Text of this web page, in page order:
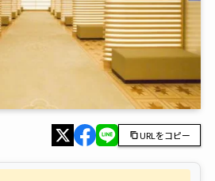
URLをコピー